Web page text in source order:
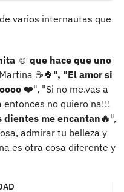
varios internautas que
☺️ que hace que uno
☕️🍀 ", "El amor si
❤️", "Si no me.vas a
no quiero na!!!
dientes me encantan🔥",
admirar tu belleza y
es otra cosa diferente y